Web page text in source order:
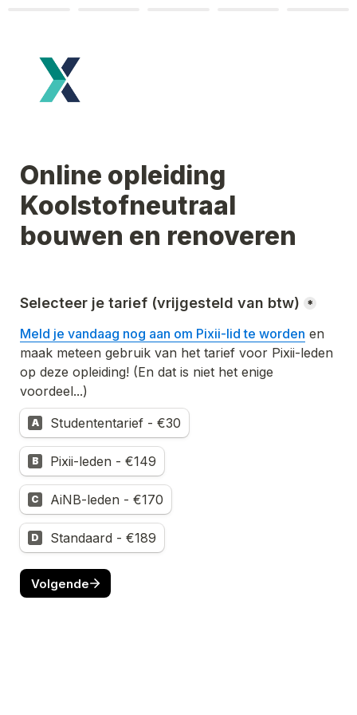
Online opleiding
Koolstofneutraal
bouwen en renoveren
Selecteer je tarief (vrijgesteld van btw) *
Meld je vandaag nog aan om Pixii-lid te worden en
maak meteen gebruik van het tarief voor Pixii-leden
op deze opleiding! (En dat is niet het enige
voordeel...)
A Studententarief - €30
B Pixii-leden - €149
C AiNB-leden - €170
D Standaard - €189
Volgende